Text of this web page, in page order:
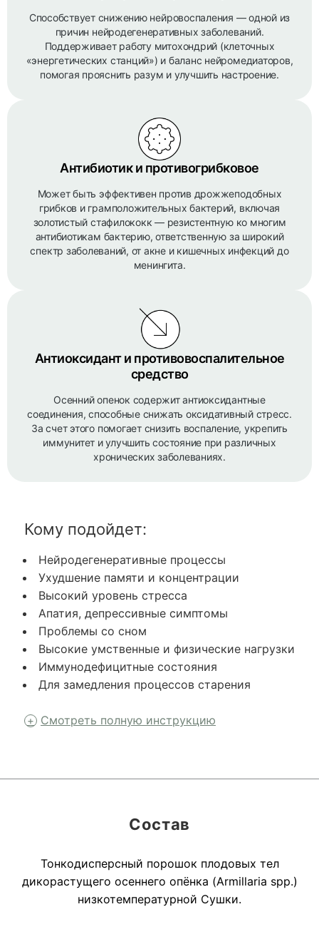
Способствует снижению нейровоспаления — одной из
причин нейродегенеративных заболеваний.
Поддерживает работу митохондрий (клеточных
«энергетических станций») и баланс нейромедиаторов,
помогая прояснить разум и улучшить настроение.
Антибиотик и противогрибковое
Может быть эффективен против дрожжеподобных
грибков и грамположительных бактерий, включая
золотистый стафилококк — резистентную ко многим
антибиотикам бактерию, ответственную за широкий
спектр заболеваний, от акне и кишечных инфекций до
менингита.
Антиоксидант и противовоспалительное
средство
Осенний опенок содержит антиоксидантные
соединения, способные снижать оксидативный стресс.
За счет этого помогает снизить воспаление, укрепить
иммунитет и улучшить состояние при различных
хронических заболеваниях.
Кому подойдет:
Нейродегенеративные процессы
Ухудшение памяти и концентрации
Высокий уровень стресса
Апатия, депрессивные симптомы
Проблемы со сном
Высокие умственные и физические нагрузки
Иммунодефицитные состояния
Для замедления процессов старения
Смотреть полную инструкцию
Состав
Тонкодисперсный порошок плодовых тел
дикорастущего осеннего опёнка (Armillaria spp.)
низкотемпературной Сушки.